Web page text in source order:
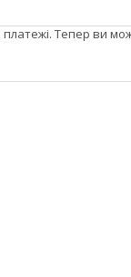
платежі. Тепер ви